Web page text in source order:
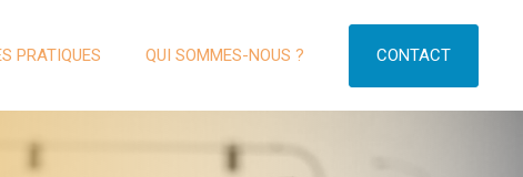
PRATIQUES QUI SOMMES-NOUS ? CONTACT